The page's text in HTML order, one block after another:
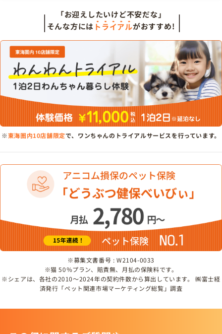
「お迎えしたいけど不安だな」
そんな方には トライアルがおすすめ!
※東海圏内10店舗限定で、ワンちゃんのトライアルサービスを行っています。
※募集文書番号 : W2104-0033
※猫 50％プラン、賠責無、月払の保険料です。
※シェアは、各社の2010～2024年の契約件数から算出しています。 ㈱富士経
済発行「ペット関連市場マーケティング総覧」調査